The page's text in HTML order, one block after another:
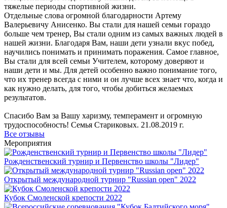
тяжелые периоды спортивной жизни.
Отдельные слова огромной благодарности Артему
Валерьевичу Анисенко. Вы стали для нашей семьи гораздо
больше чем тренер, Вы стали одним из самых важных людей в
нашей жизни. Благодаря Вам, наши дети узнали вкус побед,
научились понимать и принимать поражения. Самое главное,
Вы стали для всей семьи Учителем, которому доверяют и
наши дети и мы. Для детей особенно важно понимание того,
что их тренер всегда с ними и он лучше всех знает что, когда и
как нужно делать, для того, чтобы добиться желаемых
результатов.
Спасибо Вам за Вашу харизму, темперамент и огромную
трудоспособность! Семья Стариковых. 21.08.2019 г.
Все отзывы
Мероприятия
Рожденственский турнир и Первенство школы "Лидер"
Открытый международной турнир "Russian open" 2022
Кубок Смоленской крепости 2022